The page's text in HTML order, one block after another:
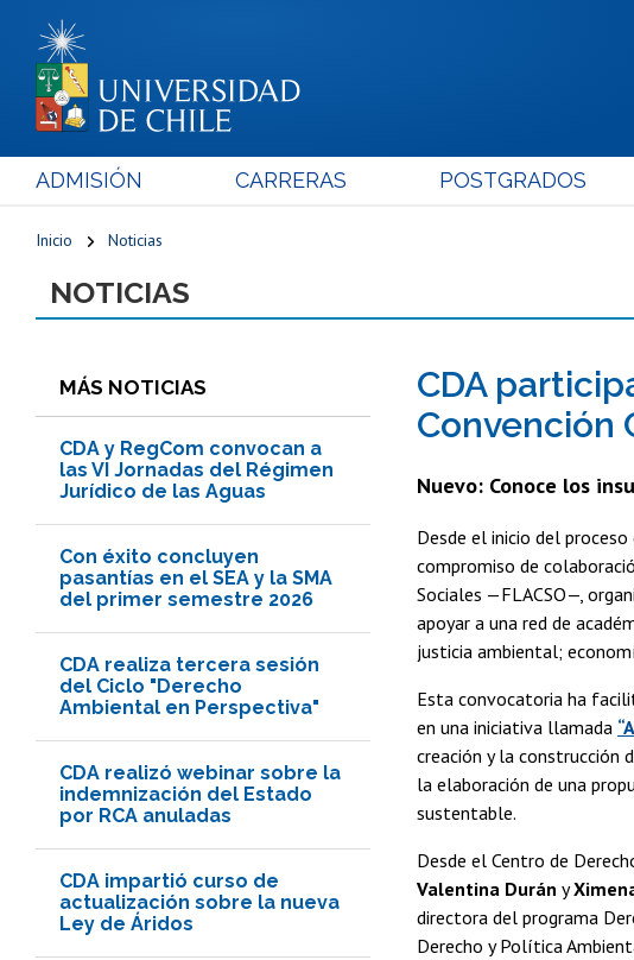
ADMISIÓN CARRERAS POSTGRADOS
Inicio Noticias
NOTICIAS
MÁS NOTICIAS
CDA y RegCom convocan a
las VI Jornadas del Régimen
Jurídico de las Aguas
Con éxito concluyen
pasantías en el SEA y la SMA
del primer semestre 2026
CDA realiza tercera sesión
del Ciclo "Derecho
Ambiental en Perspectiva"
CDA realizó webinar sobre la
indemnización del Estado
por RCA anuladas
CDA impartió curso de
actualización sobre la nueva
Ley de Áridos
CDA
Convención
Nuevo: Conoce los
Desde el inicio del
compromiso de
Sociales —FLACSO—,
apoyar a una red de
justicia ambiental;
Esta convocatoria ha
en una iniciativa llamada
creación y la construcción
la elaboración de una
sustentable.
Desde el Centro de
Valentina Durán y
directora del programa
Derecho y Política